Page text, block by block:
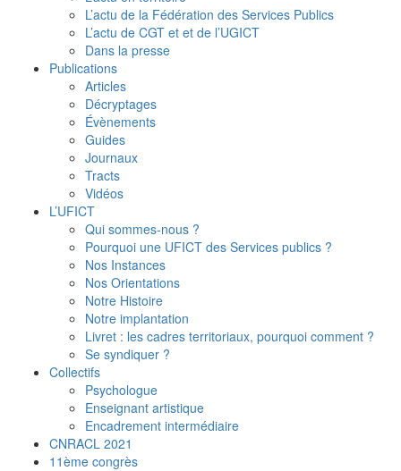
L’actu de la Fédération des Services Publics
L’actu de CGT et et de l’UGICT
Dans la presse
Publications
Articles
Décryptages
Évènements
Guides
Journaux
Tracts
Vidéos
L’UFICT
Qui sommes-nous ?
Pourquoi une UFICT des Services publics ?
Nos Instances
Nos Orientations
Notre Histoire
Notre implantation
Livret : les cadres territoriaux, pourquoi comment ?
Se syndiquer ?
Collectifs
Psychologue
Enseignant artistique
Encadrement intermédiaire
CNRACL 2021
11ème congrès